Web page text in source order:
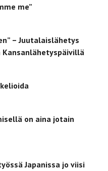
me”
– Juutalaislähetys
on aina jotain
Japanissa jo viisi